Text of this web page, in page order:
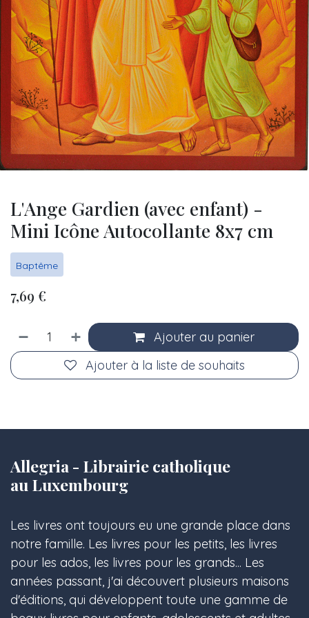
L'Ange Gardien (avec enfant) -
Mini Icône Autocollante 8x7 cm
Baptême
7,69 €
Ajouter au panier
Ajouter à la liste de souhaits
Allegria - Librairie catholique
au Luxembourg
Les livres ont toujours eu une grande place dans
notre famille. Les livres pour les petits, les livres
pour les ados, les livres pour les grands... Les
années passant, j'ai découvert plusieurs maisons
d'éditions, qui développent toute une gamme de